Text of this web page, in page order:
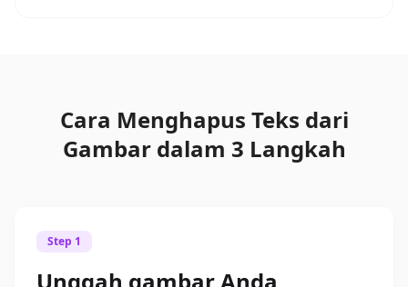
Cara Menghapus Teks dari
Gambar dalam 3 Langkah
Step 1
Unggah gambar Anda